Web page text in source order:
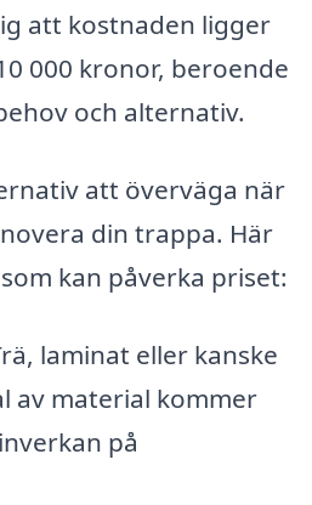
att kostnaden ligger
000 kronor, beroende
och alternativ.
att överväga när
din trappa. Här
kan påverka priset:
laminat eller kanske
av material kommer
på